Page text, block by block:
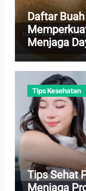
Daftar
Menjaga
Tips Kesehatan
Tips Sehat
Menjaga